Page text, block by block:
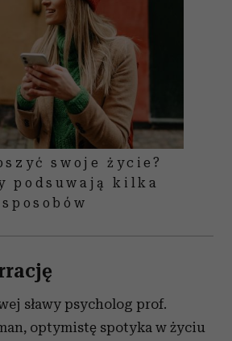
swoje życie?
podsuwają kilka
sławy psycholog prof.
optymistę spotyka w życiu